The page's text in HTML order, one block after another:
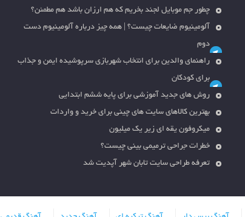
چطور جم موبایل لجند بخریم که هم ارزان باشد هم مطمئن؟
آلومینیوم ضایعات چیست؟ | همه چیز درباره آلومینیوم دست
دوم
راهنمای والدین برای انتخاب شهربازی سرپوشیده ایمن و جذاب
برای کودکان
روش های جدید آموزشی برای پایه ششم ابتدایی
بهترین کالاهای سایت های چینی برای خرید و واردات
میکروفون یقه ای زیر یک میلیون
خطرات جراحی ترمیمی بینی چیست؟
تعرفه طراحی سایت تابان شهر آپدیت شد